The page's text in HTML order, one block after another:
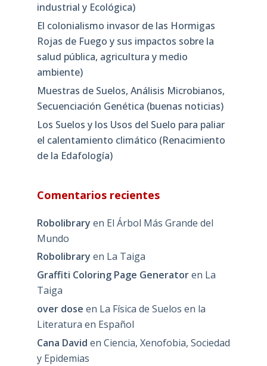
industrial y Ecológica)
El colonialismo invasor de las Hormigas
Rojas de Fuego y sus impactos sobre la
salud pública, agricultura y medio
ambiente)
Muestras de Suelos, Análisis Microbianos,
Secuenciación Genética (buenas noticias)
Los Suelos y los Usos del Suelo para paliar
el calentamiento climático (Renacimiento
de la Edafología)
Comentarios recientes
Robolibrary en El Árbol Más Grande del
Mundo
Robolibrary en La Taiga
Graffiti Coloring Page Generatoren La
Taiga
over dose en La Física de Suelos en la
Literatura en Español
Cana David en Ciencia, Xenofobia, Sociedad
y Epidemias